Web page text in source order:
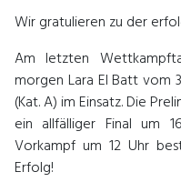
Wir gratulieren zu der
Am letzten
morgen Lara El Batt vom
(Kat. A) im Einsatz. Die
ein allfälliger Final um
Vorkampf um 12 Uhr
Erfolg!